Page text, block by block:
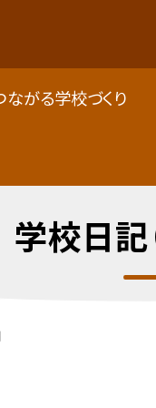
がる学校づくり
学校日記